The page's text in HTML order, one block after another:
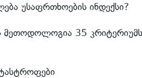
უსაფრთხოების ინდექსი?
35 კრიტერიუმს